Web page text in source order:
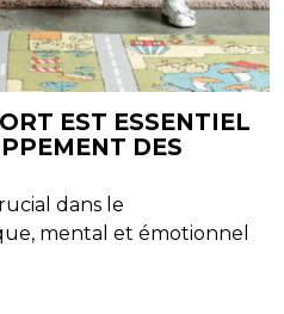
EST ESSENTIEL
DES
dans le
mental et émotionnel